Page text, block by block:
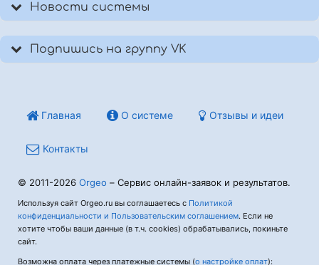
Новости системы
Подпишись на группу VK
Главная О системе Отзывы и идеи
Контакты
© 2011-2026 Orgeo – Сервис онлайн-заявок и результатов.
Используя сайт Orgeo.ru вы соглашаетесь с Политикой
конфиденциальности и Пользовательским соглашением. Если не
хотите чтобы ваши данные (в т.ч. cookies) обрабатывались, покиньте
сайт.
Возможна оплата через платежные системы (о настройке оплат):